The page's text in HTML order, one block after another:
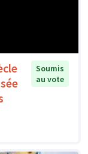
Soumis
au vote